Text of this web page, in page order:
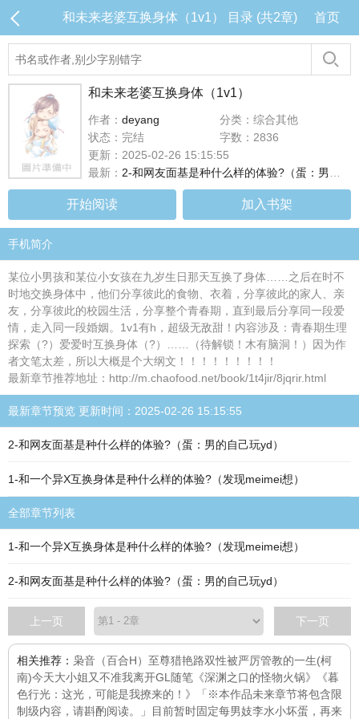
和未来老婆互换身体（1v1） 目录 (共2章) 首页
和未来老婆互换身体（1v1）
作者： deyang
分类：综合其他
状态：完结
字数：2836
更新：2025-02-26 15:15:55
最新： 2-和网友面基是种什么样的体验?（蛋：男的自己玩yd）
开始阅读 加入书架
手机简介
某位小男孩和某位小女孩在九岁生日那天互换了身体……之后在时不
时地交换身体中，他们分享彼此的食物、衣着，分享彼此的家人、亲
友，分享彼此的校园生活，分享整个青春期，直到最后分享同一段爱
情，走入同一段婚姻。1v1有h，超级无敌甜！内容涉及：青春期生理
探索（?）爱爱时互换身体（?）……（待解锁！木有脑洞！）因为作
者文笔太差，所以大概是个大纲文！！！！！！！！！
最新章节推荐地址：http://m.chaofood.net/book/1t4jir/8jqrir.html
最新章节预览 更新时间：2025-02-26 15:15:55
2-和网友面基是种什么样的体验?（蛋：男的自己玩yd）
1-和一个异X互换身体是种什么样的体验?（发现meimei想）
全部章节列表
1-和一个异X互换身体是种什么样的体验?（发现meimei想）
2-和网友面基是种什么样的体验?（蛋：男的自己玩yd）
上一页 下一页
相关推荐： 枭音（百合H） 至尊猎艳路双性被严厉管教的一生(柯
南)今天大小姐又不准我离开GL 随笔 《深渊之口的怪物火锅》
《暮
色行光：这光，可能是我撩来的！》「※本作品未来章节将包含限
制级内容，请斟酌阅读。」目前暂时固定每男妓李水小坏蛋，再来